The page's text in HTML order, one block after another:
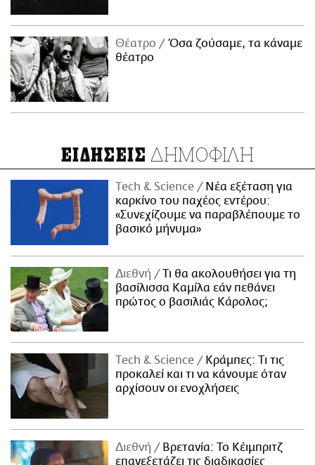
Θέατρο
Όσα ζούσαμε, τα κάναμε
θέατρο
ΕΙΔΗΣΕΙΣ ΔΗΜΟΦΙΛΗ
Τech & Science
Νέα εξέταση για
καρκίνο του παχέος εντέρου:
«Συνεχίζουμε να παραβλέπουμε το
βασικό μήνυμα»
Διεθνή
Τι θα ακολουθήσει για τη
βασίλισσα Καμίλα εάν πεθάνει
πρώτος ο βασιλιάς Κάρολος;
Τech & Science
Κράμπες: Τι τις
προκαλεί και τι να κάνουμε όταν
αρχίσουν οι ενοχλήσεις
Διεθνή
Βρετανία: Το Κέιμπριτζ
επανεξετάζει τις διαδικασίες